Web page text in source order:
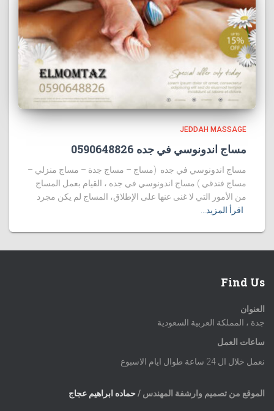
JEDDAH MASSAGE
مساج اندونوسي في جده 0590648826
مساج اندونوسي في جده (مساج – مساج جدة – مساج منزلي –
مساج فندقي ) مساج اندونوسي في جده ، القيام بعمل المساج
من الأمور التي لا غنى عنها على الإطلاق، المساج لم يكن مجرد
اقرأ المزيد…
Find Us
العنوان
جدة ، المملكة العربية السعودية
ساعات العمل
نعمل خلال ال 24 ساعة طوال ايام الاسبوع
الموقع من تصميم وارشفة المهندس /حماده ابراهيم عجاج